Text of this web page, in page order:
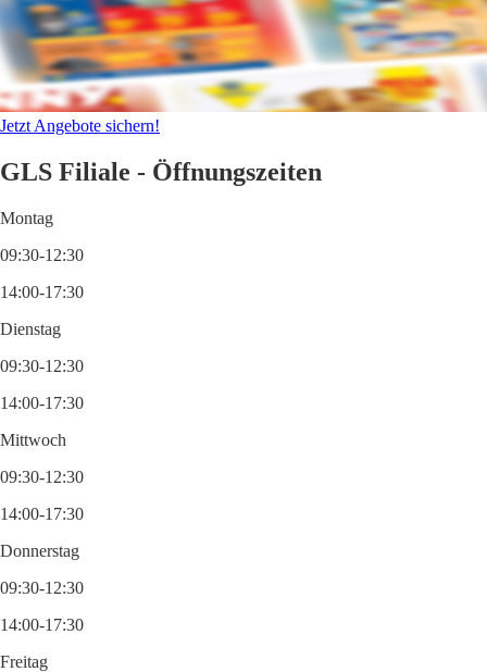
Jetzt Angebote sichern!
GLS Filiale - Öffnungszeiten
Montag
09:30-12:30
14:00-17:30
Dienstag
09:30-12:30
14:00-17:30
Mittwoch
09:30-12:30
14:00-17:30
Donnerstag
09:30-12:30
14:00-17:30
Freitag